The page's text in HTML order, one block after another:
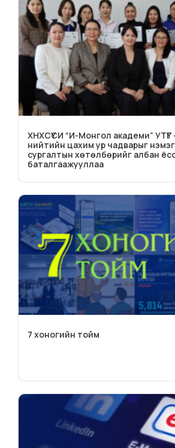
ХНХСҮСИ “И-Монгол академи” УТҮГ
нийтийн цахим ур чадварыг
сургалтын хөтөлбөрийг албан
баталгаажууллаа
7 хоногийн тойм